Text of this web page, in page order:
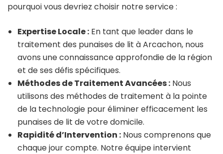
pourquoi vous devriez choisir notre service :
Expertise Locale : En tant que leader dans le
traitement des punaises de lit à Arcachon, nous
avons une connaissance approfondie de la région
et de ses défis spécifiques.
Méthodes de Traitement Avancées : Nous
utilisons des méthodes de traitement à la pointe
de la technologie pour éliminer efficacement les
punaises de lit de votre domicile.
Rapidité d’Intervention : Nous comprenons que
chaque jour compte. Notre équipe intervient